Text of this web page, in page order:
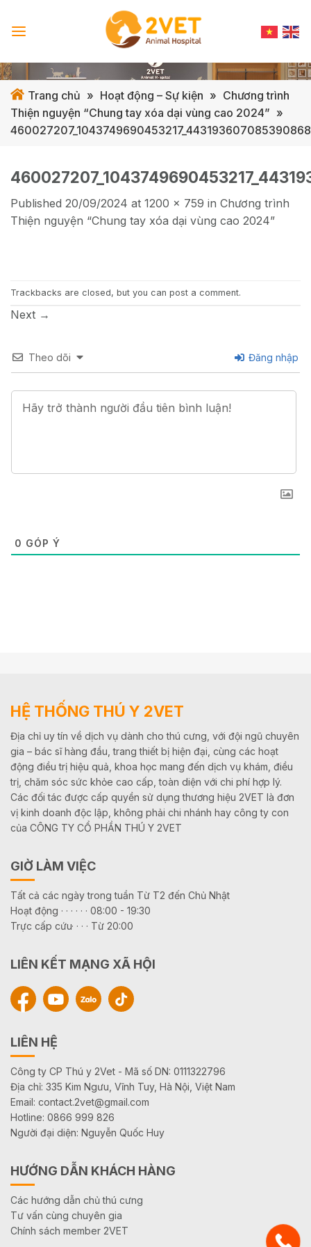
Trang chủ » Hoạt động – Sự kiện » Chương trình
Thiện nguyện “Chung tay xóa dại vùng cao 2024” »
Published 20/09/2024 at 1200 × 759 in Chương trình
Thiện nguyện “Chung tay xóa dại vùng cao 2024”
Trackbacks are closed, but you can post a comment.
Next →
Theo dõi Đăng nhập
0 GÓP Ý
HỆ THỐNG THÚ Y 2VET
Địa chỉ uy tín về dịch vụ dành cho thú cưng, với đội ngũ chuyên
gia – bác sĩ hàng đầu, trang thiết bị hiện đại, cùng các hoạt
động điều trị hiệu quả, khoa học mang đến dịch vụ khám, điều
trị, chăm sóc sức khỏe cao cấp, toàn diện với chi phí hợp lý.
Các đối tác được cấp quyền sử dụng thương hiệu 2VET là đơn
vị kinh doanh độc lập, không phải chi nhánh hay công ty con
của CÔNG TY CỔ PHẦN THÚ Y 2VET
GIỜ LÀM VIỆC
Tất cả các ngày trong tuần Từ T2 đến Chủ Nhật
Hoạt động · · · · · · 08:00 - 19:30
Trực cấp cứu· · · · Từ 20:00
LIÊN KẾT MẠNG XÃ HỘI
LIÊN HỆ
Công ty CP Thú y 2Vet - Mã số DN: 0111322796
Địa chỉ: 335 Kim Ngưu, Vĩnh Tuy, Hà Nội, Việt Nam
Email: contact.2vet@gmail.com
Hotline: 0866 999 826
Người đại diện: Nguyễn Quốc Huy
HƯỚNG DẪN KHÁCH HÀNG
Các hướng dẫn chủ thú cưng
Tư vấn cùng chuyên gia
Chính sách member 2VET